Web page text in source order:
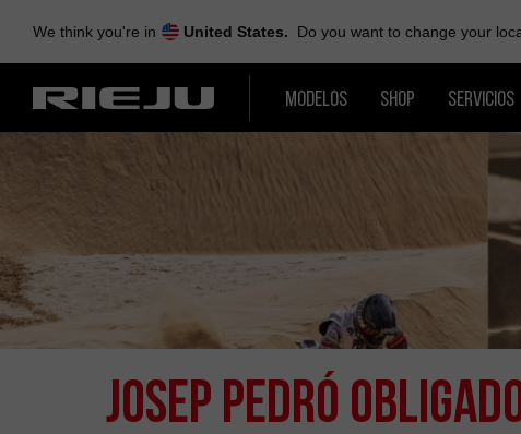
We think you're in United States. Do you want to change your
MODELOS SHOP SERVICIOS
JOSEP PEDRÓ